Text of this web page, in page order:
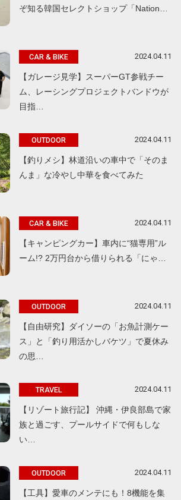
ぞ知る韓国セレクトショップ「Nation…
CAR & BIKE 2024.04.11
【ガレージ見学】スーパーGT参戦チー
ム、レーシングプロジェクトバンドウが
目指…
OUTDOOR 2024.04.11
【釣りメシ】林道沿いの車中で「そのま
んま」な冷やし中華を食べてみた
CAR & BIKE 2024.04.11
【キャンピングカー】車内に“猫専用”ル
ーム!? 2万円台から借りられる「にゃ…
OUTDOOR 2024.04.11
【自由研究】ダイソーの「お魚計測ケー
ス」と「釣り用活かしバケツ」で夏休み
の思…
TRAVEL 2024.04.11
【リゾート旅行記】 沖縄・伊良部島で家
族と過ごす、プールサイドで何もしな
い…
OUTDOOR 2024.04.11
【工具】愛車のメンテにも！8機能を集